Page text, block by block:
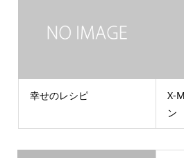
幸せのレシピ
X-
ン